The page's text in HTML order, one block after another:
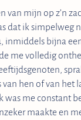
van mijn op z’n
dat ik simpelweg
inmiddels bijna
me volledig
van hen of van het
was me constant
maakte en